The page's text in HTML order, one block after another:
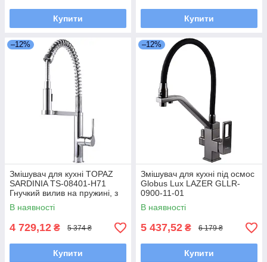
Купити Купити
–12%
Змішувач для кухні TOPAZ
SARDINIA TS-08401-H71
Гнучкий вилив на пружині, з
душовою насадкою
В наявності
4 729,12 ₴ 5 374 ₴
Купити
–12%
Змішувач для кухні під осмос
Globus Lux LAZER GLLR-
0900-11-01
В наявності
5 437,52 ₴ 6 179 ₴
Купити